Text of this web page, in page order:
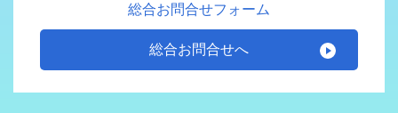
総合お問合せフォーム
総合お問合せへ